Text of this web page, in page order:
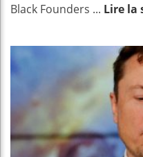
Black Founders ... Lire la